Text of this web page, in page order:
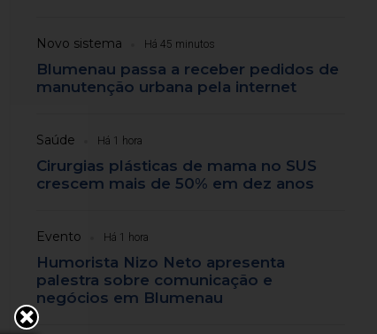
Novo sistema Há 45 minutos
Blumenau passa a receber pedidos de
manutenção urbana pela internet
Saúde Há 1 hora
Cirurgias plásticas de mama no SUS
crescem mais de 50% em dez anos
Evento Há 1 hora
Humorista Nizo Neto apresenta
palestra sobre comunicação e
negócios em Blumenau